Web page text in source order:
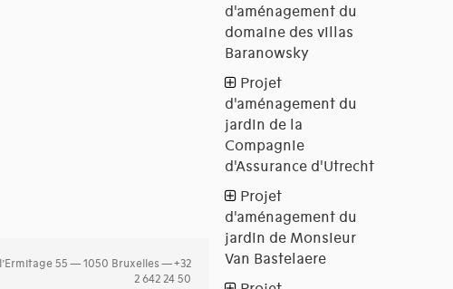
55 — 1050 Bruxelles — +32
2 642 24 50